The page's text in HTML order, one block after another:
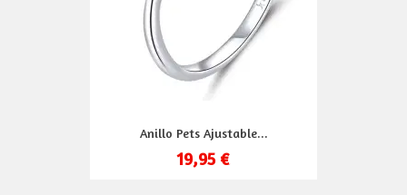
Anillo Pets Ajustable...
19,95 €